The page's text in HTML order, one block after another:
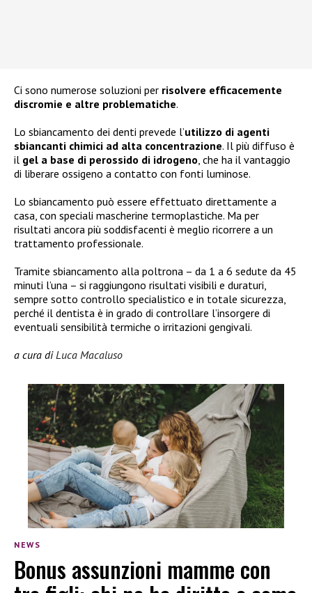
Ci sono numerose soluzioni per risolvere efficacemente
discromie e altre problematiche.
Lo sbiancamento dei denti prevede l’utilizzo di agenti
sbiancanti chimici ad alta concentrazione. Il più diffuso è
il gel a base di perossido di idrogeno, che ha il vantaggio
di liberare ossigeno a contatto con fonti luminose.
Lo sbiancamento può essere effettuato direttamente a
casa, con speciali mascherine termoplastiche. Ma per
risultati ancora più soddisfacenti è meglio ricorrere a un
trattamento professionale.
Tramite sbiancamento alla poltrona – da 1 a 6 sedute da 45
minuti l’una – si raggiungono risultati visibili e duraturi,
sempre sotto controllo specialistico e in totale sicurezza,
perché il dentista è in grado di controllare l’insorgere di
eventuali sensibilità termiche o irritazioni gengivali.
a cura diLuca Macaluso
NEWS
Bonus assunzioni mamme con